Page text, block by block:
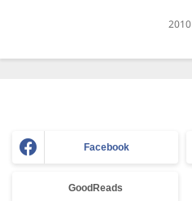
Facebook
GoodReads